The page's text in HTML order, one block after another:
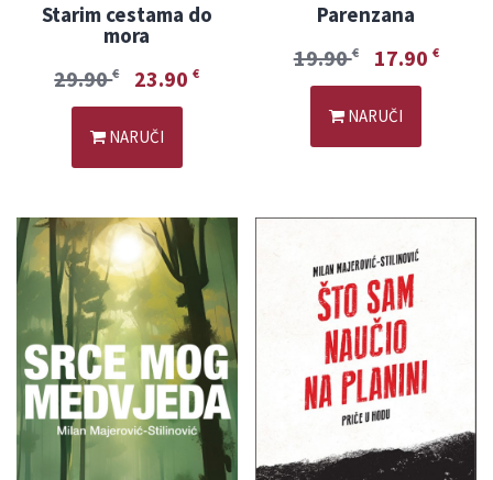
Starim cestama do
mora
29.90€ 23.90€
NARUČI
Parenzana
19.90€ 17.90 €
NARUČI